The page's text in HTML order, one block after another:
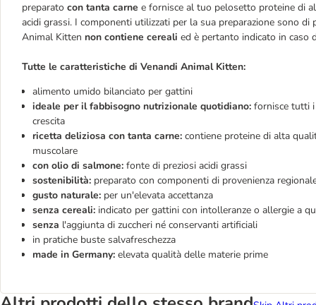
preparato con tanta carne e fornisce al tuo pelosetto proteine di
acidi grassi. I componenti utilizzati per la sua preparazione sono
Animal Kitten non contiene cereali ed è pertanto indicato in caso
Tutte le caratteristiche di Venandi Animal Kitten:
alimento umido bilanciato per gattini
ideale per il fabbisogno nutrizionale quotidiano: fornisce tutti
crescita
ricetta deliziosa con tanta carne: contiene proteine di alta
muscolare
con olio di salmone: fonte di preziosi acidi grassi
sostenibilità: preparato con componenti di provenienza
gusto naturale: per un'elevata accettanza
senza cereali: indicato per gattini con intolleranze o allergie a
senza l'aggiunta di zuccheri né conservanti artificiali
in pratiche buste salvafreschezza
made in Germany: elevata qualità delle materie prime